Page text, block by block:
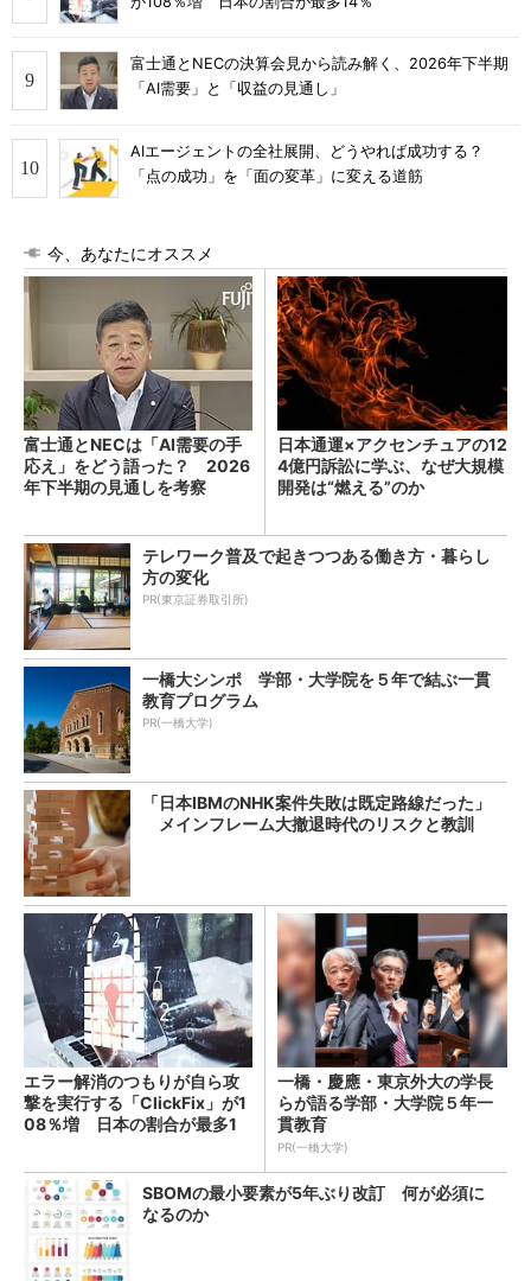
富士通とNECの決算会見から読み解く、2026年下半期
「AI需要」と「収益の見通し」
AIエージェントの全社展開、どうやれば成功する？
「点の成功」を「面の変革」に変える道筋
今、あなたにオススメ
富士通とNECは「AI需要の手
応え」をどう語った？ 2026
年下半期の見通しを考察
日本通運×アクセンチュアの12
4億円訴訟に学ぶ、なぜ大規模
開発は“燃える”のか
テレワーク普及で起きつつある働き方・暮らし
方の変化
PR(東京証券取引所)
一橋大シンポ 学部・大学院を５年で結ぶ一貫
教育プログラム
PR(一橋大学)
「日本IBMのNHK案件失敗は既定路線だった」
メインフレーム大撤退時代のリスクと教訓
エラー解消のつもりが自ら攻
撃を実行する「ClickFix」が1
08％増 日本の割合が最多1
一橋・慶應・東京外大の学長
らが語る学部・大学院５年一
貫教育
PR(一橋大学)
SBOMの最小要素が5年ぶり改訂 何が必須に
なるのか